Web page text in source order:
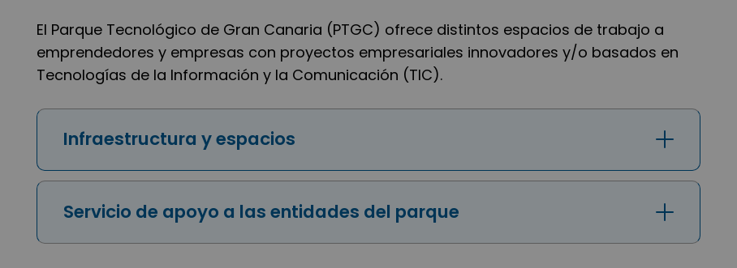
El Parque Tecnológico de Gran Canaria (PTGC) ofrece distintos espacios de trabajo a
emprendedores y empresas con proyectos empresariales innovadores y/o basados en
Tecnologías de la Información y la Comunicación (TIC).
Infraestructura y espacios
Servicio de apoyo a las entidades del parque